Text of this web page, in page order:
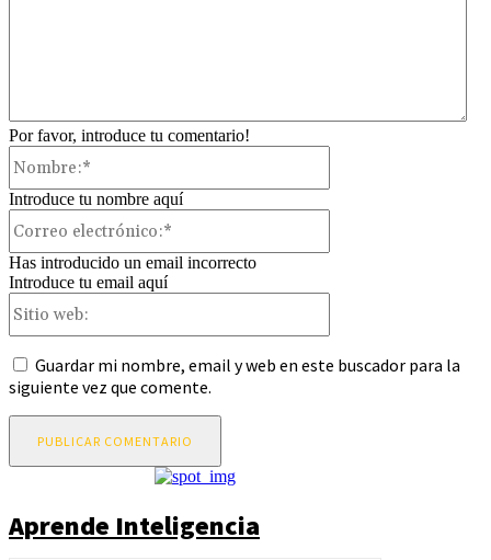
Por favor, introduce tu comentario!
Introduce tu nombre aquí
Has introducido un email incorrecto
Introduce tu email aquí
Guardar mi nombre, email y web en este buscador para la
siguiente vez que comente.
Aprende Inteligencia